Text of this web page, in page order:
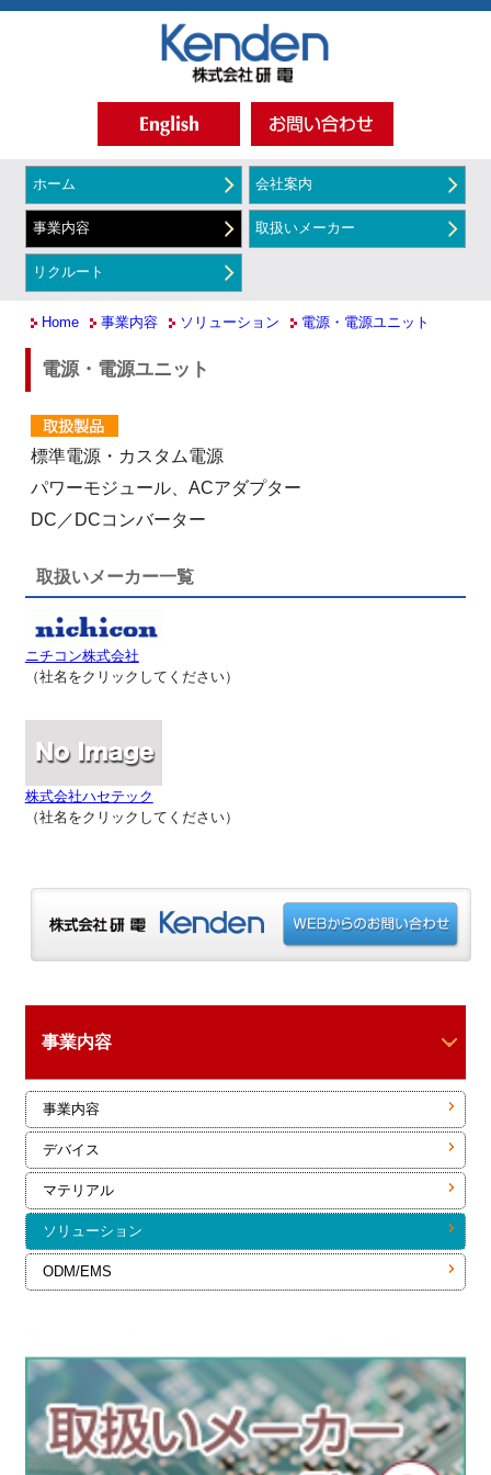
ホーム 会社案内
事業内容 取扱いメーカー
リクルート
Home 事業内容 ソリューション 電源・電源ユニット
電源・電源ユニット
標準電源・カスタム電源
パワーモジュール、ACアダプター
DC／DCコンバーター
取扱いメーカー一覧
ニチコン株式会社
（社名をクリックしてください）
株式会社ハセテック
（社名をクリックしてください）
事業内容
事業内容
デバイス
マテリアル
ソリューション
ODM/EMS